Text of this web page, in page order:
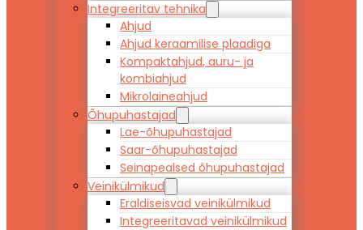
Integreeritav tehnika
Ahjud
Ahjud keraamilise plaadiga
Kompaktahjud, auru- ja
kombiahjud
Mikrolaineahjud
Õhupuhastajad
Lae-õhupuhastajad
Saar-õhupuhastajad
Seinapealsed õhupuhastajad
Veinikülmikud
Eraldiseisvad veinikülmikud
Integreeritavad veinikülmikud